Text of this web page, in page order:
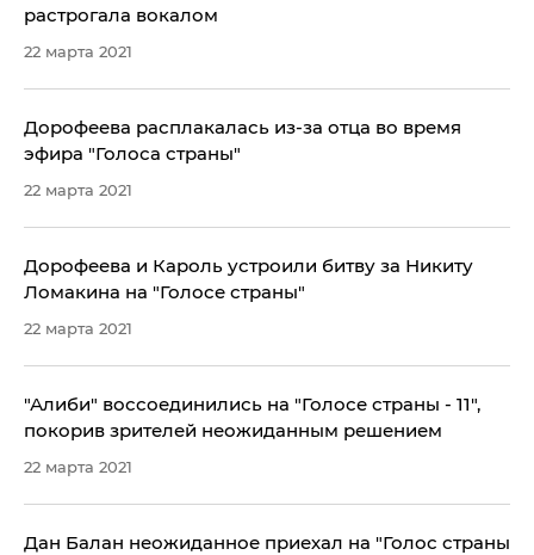
растрогала вокалом
22 марта 2021
Дорофеева расплакалась из-за отца во время
эфира "Голоса страны"
22 марта 2021
Дорофеева и Кароль устроили битву за Никиту
Ломакина на "Голосе страны"
22 марта 2021
"Алиби" воссоединились на "Голосе страны - 11",
покорив зрителей неожиданным решением
22 марта 2021
Дан Балан неожиданное приехал на "Голос страны